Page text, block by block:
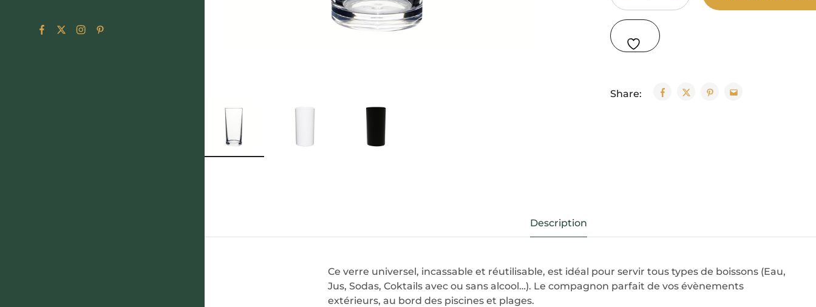
Share:
Description
Ce verre universel, incassable et réutilisable, est idéal pour servir tous types de boissons (Eau,
Jus, Sodas, Coktails avec ou sans alcool…). Le compagnon parfait de vos évènements
extérieurs, au bord des piscines et plages.